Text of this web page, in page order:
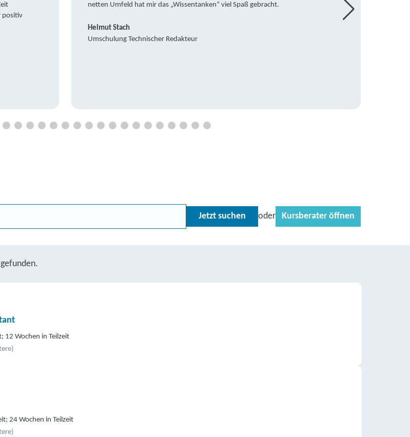
positiv
netten Umfeld hat mir das „Wissentanken“ viel Spaß gebracht.
Helmut Stach
Umschulung Technischer Redakteur
Jetzt suchen oder Kursberater öffnen
gefunden.
12 Wochen in Teilzeit
24 Wochen in Teilzeit